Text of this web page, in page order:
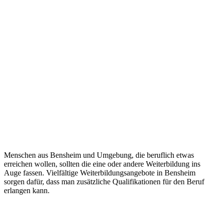
Menschen aus Bensheim und Umgebung, die beruflich etwas
erreichen wollen, sollten die eine oder andere Weiterbildung ins
Auge fassen. Vielfältige Weiterbildungsangebote in Bensheim
sorgen dafür, dass man zusätzliche Qualifikationen für den Beruf
erlangen kann.